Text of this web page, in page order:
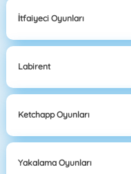
İtfaiyeci Oyunları
Labirent
Ketchapp Oyunları
Yakalama Oyunları